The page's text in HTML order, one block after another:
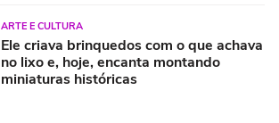
ARTE E CULTURA
Ele criava brinquedos com o que achava
no lixo e, hoje, encanta montando
miniaturas históricas